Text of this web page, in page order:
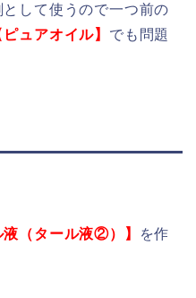
して使うので一つ前の
ピュアオイル】 でも問題
液（タール液②）】
を作